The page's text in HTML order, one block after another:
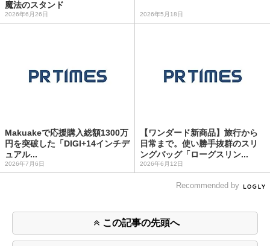
魔法のスタンド
2026年6月26日 2026年5月18日
Makuakeで応援購入総額1300万
円を突破した「DIGI+14インチデ
ュアル...
2026年7月6日
【ワンダード新商品】旅行から
日常まで。使い勝手抜群のスリ
ングバッグ「ローグスリン...
2026年6月12日
Recommended by
この記事の先頭へ